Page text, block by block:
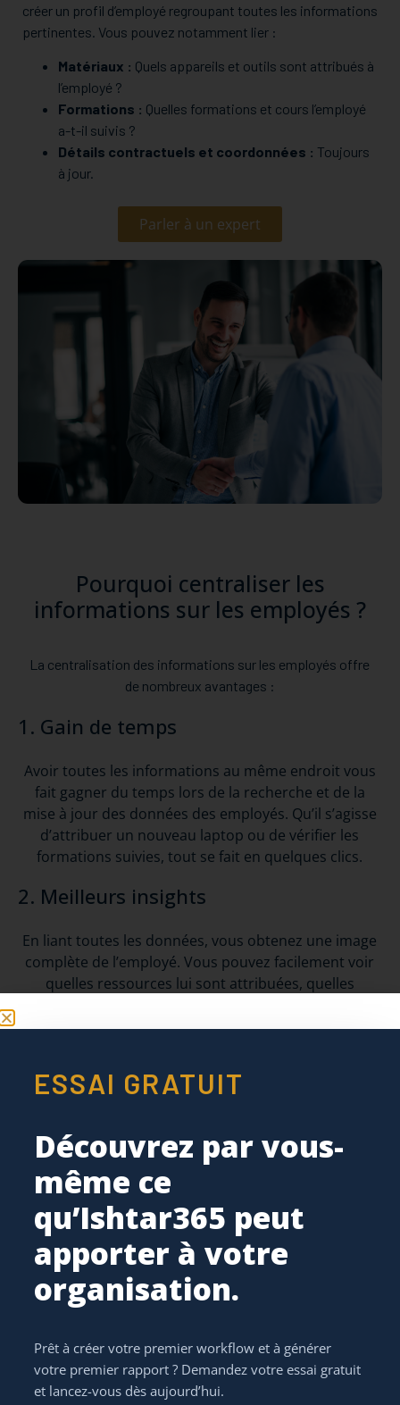
créer un profil d’employé regroupant toutes les informations
pertinentes. Vous pouvez notamment lier :
Matériaux : Quels appareils et outils sont attribués à
l’employé ?
Formations : Quelles formations et cours l’employé
a-t-il suivis ?
Détails contractuels et coordonnées : Toujours
à jour.
Parler à un expert
Pourquoi centraliser les
informations sur les employés ?
La centralisation des informations sur les employés offre
de nombreux avantages :
1. Gain de temps
Avoir toutes les informations au même endroit vous
fait gagner du temps lors de la recherche et de la
mise à jour des données des employés. Qu’il s’agisse
d’attribuer un nouveau laptop ou de vérifier les
formations suivies, tout se fait en quelques clics.
2. Meilleurs insights
En liant toutes les données, vous obtenez une image
complète de l’employé. Vous pouvez facilement voir
quelles ressources lui sont attribuées, quelles
contractuelles ont été mises à jour pour la dernière
3. Gestion efficace du matériel
Avec Ishtar.List, vous pouvez facilement suivre les
ESSAI GRATUIT
Découvrez par vous-
même ce
qu’Ishtar365 peut
apporter à votre
organisation.
Prêt à créer votre premier workflow et à générer
votre premier rapport ? Demandez votre essai gratuit
et lancez-vous dès aujourd’hui.